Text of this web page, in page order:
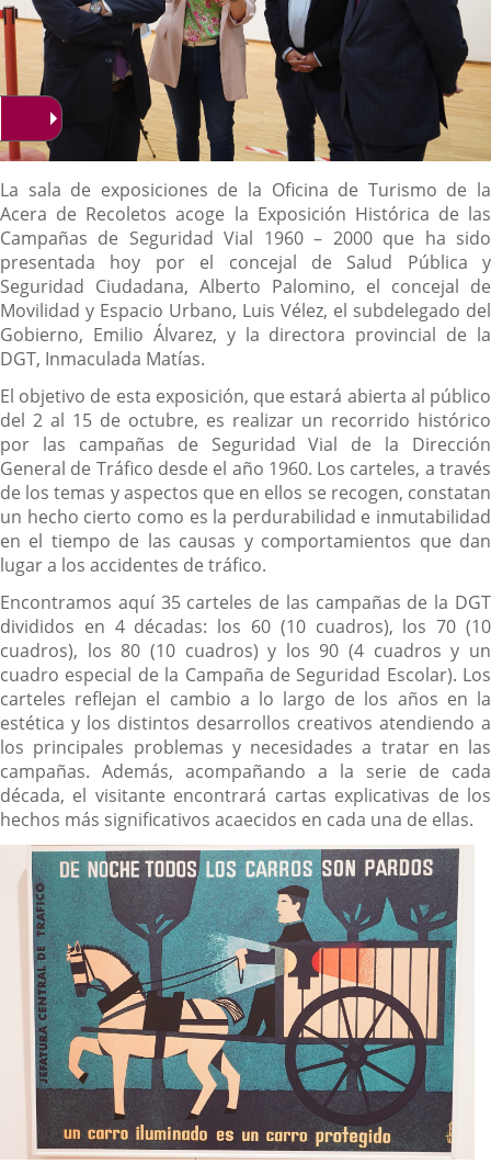
Descripción
La sala de exposiciones de la Oficina de Turismo de la
Acera de Recoletos acoge la Exposición Histórica de las
Campañas de Seguridad Vial 1960 – 2000 que ha sido
presentada hoy por el concejal de Salud Pública y
Seguridad Ciudadana, Alberto Palomino, el concejal de
Movilidad y Espacio Urbano, Luis Vélez, el subdelegado del
Gobierno, Emilio Álvarez, y la directora provincial de la
DGT, Inmaculada Matías.
El objetivo de esta exposición, que estará abierta al público
del 2 al 15 de octubre, es realizar un recorrido histórico
por las campañas de Seguridad Vial de la Dirección
General de Tráfico desde el año 1960. Los carteles, a través
de los temas y aspectos que en ellos se recogen, constatan
un hecho cierto como es la perdurabilidad e inmutabilidad
en el tiempo de las causas y comportamientos que dan
lugar a los accidentes de tráfico.
Encontramos aquí 35 carteles de las campañas de la DGT
divididos en 4 décadas: los 60 (10 cuadros), los 70 (10
cuadros), los 80 (10 cuadros) y los 90 (4 cuadros y un
cuadro especial de la Campaña de Seguridad Escolar). Los
carteles reflejan el cambio a lo largo de los años en la
estética y los distintos desarrollos creativos atendiendo a
los principales problemas y necesidades a tratar en las
campañas. Además, acompañando a la serie de cada
década, el visitante encontrará cartas explicativas de los
hechos más significativos acaecidos en cada una de ellas.